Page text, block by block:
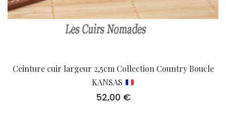
Ceinture cuir largeur 2,5cm Collection Country Boucle
KANSAS
52,00 €